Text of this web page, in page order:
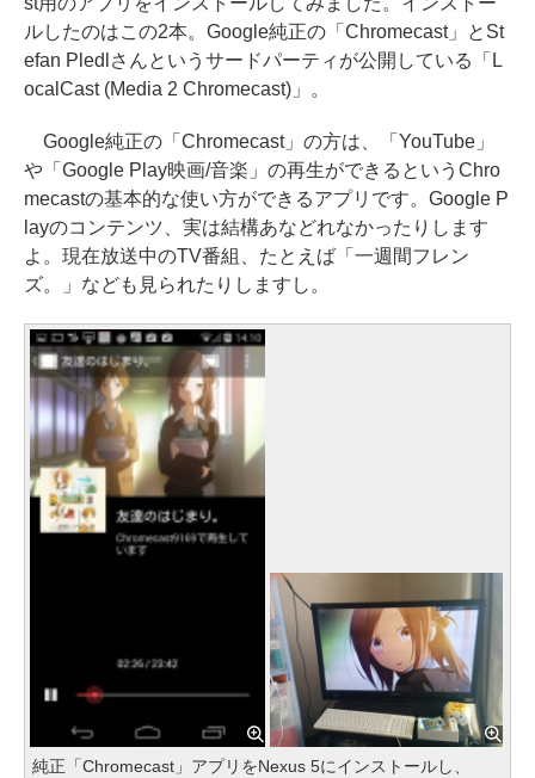
ルしたのはこの2本。Google純正の「Chromecast」とSt
efan Pledlさんというサードパーティが公開している「L
ocalCast (Media 2 Chromecast)」。
Google純正の「Chromecast」の方は、「YouTube」
や「Google Play映画/音楽」の再生ができるというChro
mecastの基本的な使い方ができるアプリです。Google P
layのコンテンツ、実は結構あなどれなかったりします
よ。現在放送中のTV番組、たとえば「一週間フレン
ズ。」なども見られたりしますし。
純正「Chromecast」アプリをNexus 5にインストールし、